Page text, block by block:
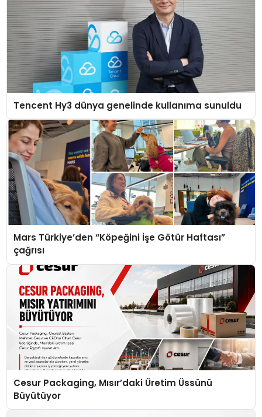
Tencent Hy3 dünya genelinde kullanıma sunuldu
Mars Türkiye’den “Köpeğini İşe Götür Haftası”
çağrısı
Cesur Packaging, Mısır’daki Üretim Üssünü
Büyütüyor